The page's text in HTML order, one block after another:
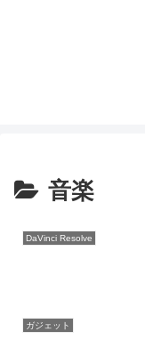
音楽
DaVinci Resolve
ガジェット